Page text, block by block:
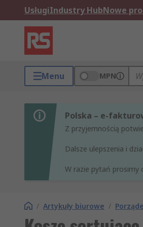
UsługiIndustry HubNowe
Menu MPN
Polska – e-
Z przyjemnością
Dalsze ulepszenia i
W razie pytań prosimy
/ Artykuły biurowe /